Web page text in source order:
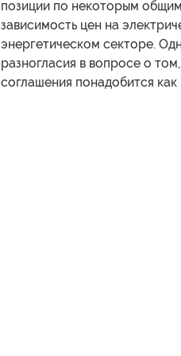
позиции по некоторым
зависимость цен на
энергетическом секторе.
разногласия в вопросе о
соглашения понадобится